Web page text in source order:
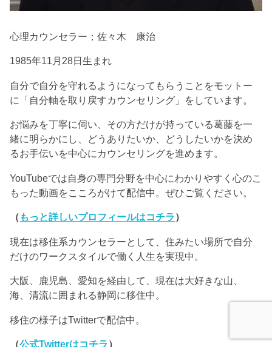
心理カウンセラー；佐々木 康治
1985年11月28日生まれ
自分で自分を守れるようになってもらうことをモットー
に「自分軸を取り戻すカウンセリング」をしています。
お悩みを丁寧に伺い、その方だけが持っている葛藤を一
緒に明らかにし、どうありたいか、どうしたいかを決め
るお手伝いを中心にカウンセリングを進めます。
YouTubeでは自身の専門分野を中心にわかりやすく心のこ
もった動画をこころがけて配信中。ぜひご覧ください。
（ もっと詳しいプロフィールはコチラ ）
現在は移住系カウンセラーとして、住みたい場所で自分
だけのワークスタイルで働く人生を実現中。
大阪、鹿児島、愛知を経由して、現在は大好きな山、
海、清流に囲まれる静岡に移住中。
移住の様子はTwitterで配信中。
（公式Twitterはコチラ ）